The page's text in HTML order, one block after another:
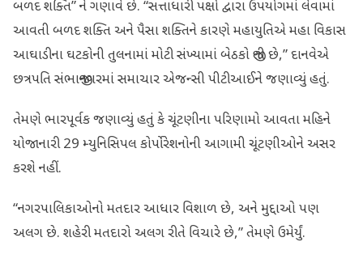
બળદ શક્તિ” ને ગણાવે છે. “સત્તાધારી પક્ષો દ્વારા ઉપયોગમાં લેવામાં
આવતી બળદ શક્તિ અને પૈસા શક્તિને કારણે મહાયુતિએ મહા વિકાસ
આઘાડીના ઘટકોની તુલનામાં મોટી સંખ્યામાં બેઠકો જીતી છે,” દાનવેએ
છત્રપતિ સંભાજીનગરમાં સમાચાર એજન્સી પીટીઆઈને જણાવ્યું હતું.
તેમણે ભારપૂર્વક જણાવ્યું હતું કે ચૂંટણીના પરિણામો આવતા મહિને
યોજાનારી 29 મ્યુનિસિપલ કોર્પોરેશનોની આગામી ચૂંટણીઓને અસર
કરશે નહીં.
“નગરપાલિકાઓનો મતદાર આધાર વિશાળ છે, અને મુદ્દાઓ પણ
અલગ છે. શહેરી મતદારો અલગ રીતે વિચારે છે,” તેમણે ઉમેર્યું.